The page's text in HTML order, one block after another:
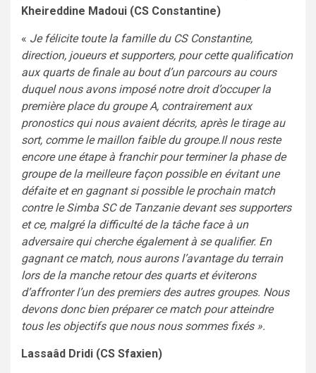
Kheireddine Madoui (CS Constantine)
« Je félicite toute la famille du CS Constantine,
direction, joueurs et supporters, pour cette qualification
aux quarts de finale au bout d’un parcours au cours
duquel nous avons imposé notre droit d’occuper la
première place du groupe A, contrairement aux
pronostics qui nous avaient décrits, après le tirage au
sort, comme le maillon faible du groupe.Il nous reste
encore une étape à franchir pour terminer la phase de
groupe de la meilleure façon possible en évitant une
défaite et en gagnant si possible le prochain match
contre le Simba SC de Tanzanie devant ses supporters
et ce, malgré la difficulté de la tâche face à un
adversaire qui cherche également à se qualifier. En
gagnant ce match, nous aurons l’avantage du terrain
lors de la manche retour des quarts et éviterons
d’affronter l’un des premiers des autres groupes. Nous
devons donc bien préparer ce match pour atteindre
tous les objectifs que nous nous sommes fixés ».
Lassaâd Dridi (CS Sfaxien)